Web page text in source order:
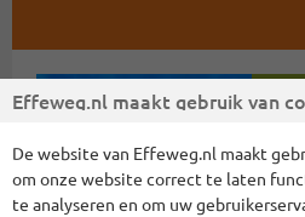
Effeweg.nl maakt gebruik van
De website van Effeweg.nl maakt
om onze website correct te laten
te analyseren en om uw